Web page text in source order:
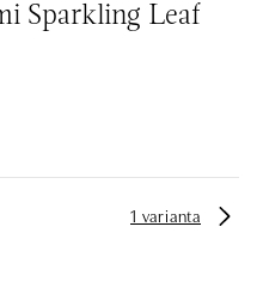
Sparkling Leaf
1 varianta